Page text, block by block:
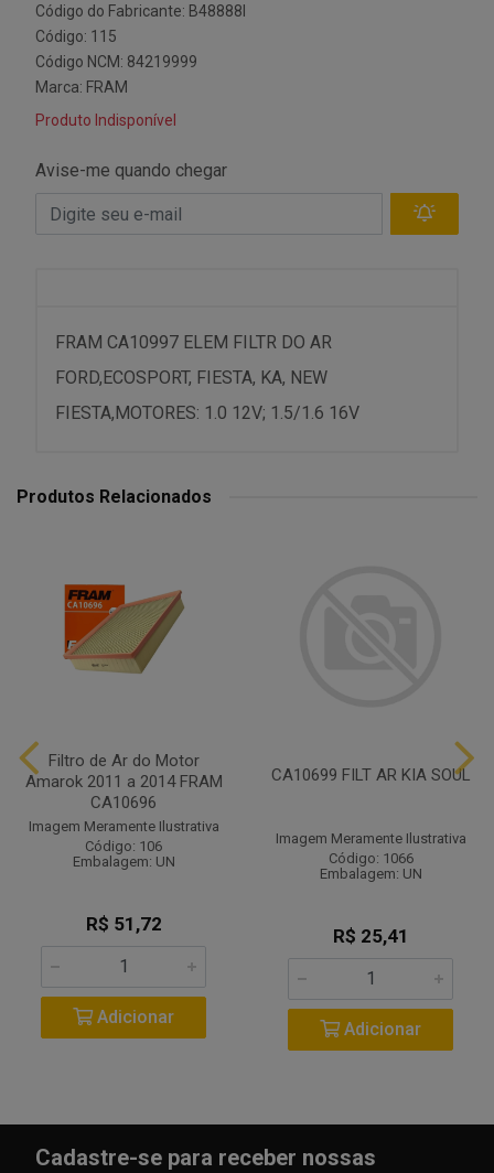
Código do Fabricante: B48888I
Código: 115
Código NCM: 84219999
Marca: FRAM
Produto Indisponível
Avise-me quando chegar
FRAM CA10997 ELEM FILTR DO AR
FORD,ECOSPORT, FIESTA, KA, NEW
FIESTA,MOTORES: 1.0 12V; 1.5/1.6 16V
Produtos Relacionados
Filtro de Ar do Motor
Amarok 2011 a 2014 FRAM
CA10696
Imagem Meramente Ilustrativa
Código: 106
Embalagem: UN
R$ 51,72
Adicionar
CA10699 FILT AR KIA SOUL
Imagem Meramente Ilustrativa
Código: 1066
Embalagem: UN
R$ 25,41
Adicionar
Cadastre-se para receber nossas